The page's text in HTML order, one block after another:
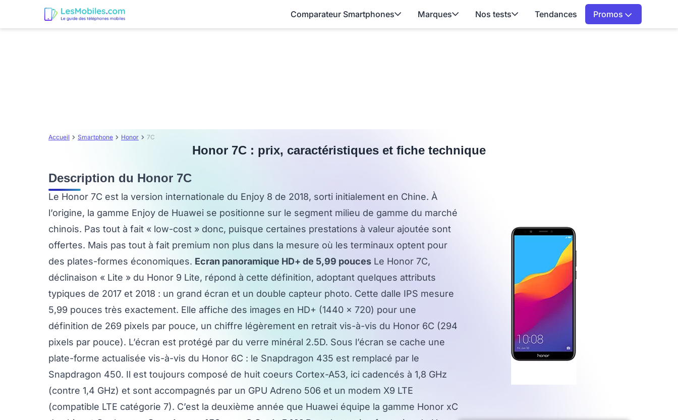
Comparateur Smartphones Marques Nos tests Tendances Promos
Accueil Smartphone Honor 7C
Honor 7C : prix, caractéristiques et fiche technique
Description du Honor 7C
Le Honor 7C est la version internationale du Enjoy 8 de 2018, sorti initialement en Chine. À
l’origine, la gamme Enjoy de Huawei se positionne sur le segment milieu de gamme du marché
chinois. Pas tout à fait « low-cost » donc, puisque certaines prestations à valeur ajoutée sont
offertes. Mais pas tout à fait premium non plus dans la mesure où les terminaux optent pour
des plates-formes économiques. Ecran panoramique HD+ de 5,99 pouces Le Honor 7C,
déclinaison « Lite » du Honor 9 Lite, répond à cette définition, adoptant quelques attributs
typiques de 2017 et 2018 : un grand écran et un double capteur photo. Cette dalle IPS mesure
5,99 pouces très exactement. Elle affiche des images en HD+ (1440 x 720) pour une
définition de 269 pixels par pouce, un chiffre légèrement en retrait vis-à-vis du Honor 6C (294
pixels par pouce). L’écran est protégé par du verre minéral 2.5D. Sous l’écran se cache une
plate-forme actualisée vis-à-vis du Honor 6C : le Snapdragon 435 est remplacé par le
Snapdragon 450. Il est toujours composé de huit coeurs Cortex-A53, ici cadencés à 1,8 GHz
(contre 1,4 GHz) et sont accompagnés par un GPU Adreno 506 et un modem X9 LTE
(compatible LTE catégorie 7). C’est la deuxième année que Huawei équipe la gamme Honor xC